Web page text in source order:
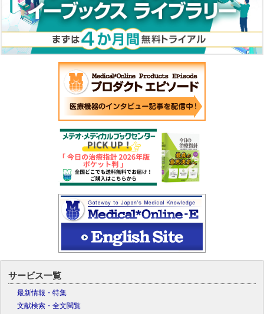
サービス一覧
最新情報・特集
文献検索・全文閲覧